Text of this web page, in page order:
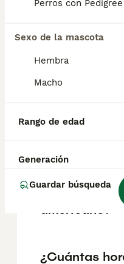
Perros con Pedigree
Sexo de la mascota
Hembra
Macho
Rango de edad
Generación
Guardar búsqueda
¿Cómo saber
¿Dónde debe
¿Qué
bichón
americano?
¿Cuántas